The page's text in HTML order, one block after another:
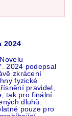
2024
2024 podepsal
zkrácení
fyzické
pravidel,
tak pro finální
dluhů.
pouze pro